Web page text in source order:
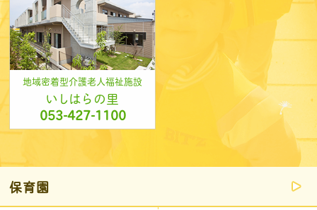
地域密着型介護老人福祉施設
いしはらの里
053-427-1100
保育園